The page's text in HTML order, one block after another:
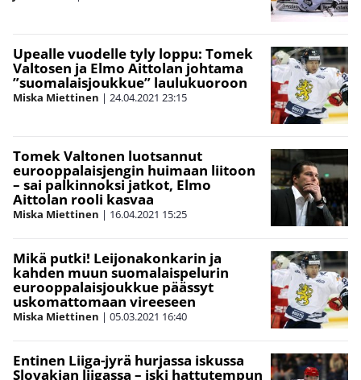
Upealle vuodelle tyly loppu: Tomek
Valtosen ja Elmo Aittolan johtama
”suomalaisjoukkue” laulukuoroon
Miska Miettinen | 24.04.2021 23:15
Tomek Valtonen luotsannut
eurooppalaisjengin huimaan liitoon
– sai palkinnoksi jatkot, Elmo
Aittolan rooli kasvaa
Miska Miettinen | 16.04.2021 15:25
Mikä putki! Leijonakonkarin ja
kahden muun suomalaispelurin
eurooppalaisjoukkue päässyt
uskomattomaan vireeseen
Miska Miettinen | 05.03.2021 16:40
Entinen Liiga-jyrä hurjassa iskussa
Slovakian liigassa – iski hattutempun